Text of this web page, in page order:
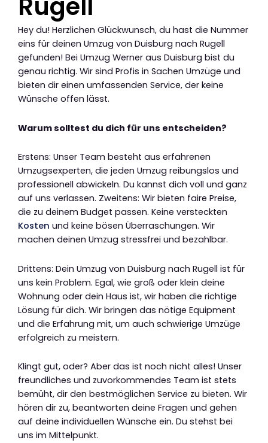
Rugell
Hey du! Herzlichen Glückwunsch, du hast die Nummer
eins für deinen Umzug von Duisburg nach Rugell
gefunden! Bei Umzug Werner aus Duisburg bist du
genau richtig. Wir sind Profis in Sachen Umzüge und
bieten dir einen umfassenden Service, der keine
Wünsche offen lässt.
Warum solltest du dich für uns entscheiden?
Erstens: Unser Team besteht aus erfahrenen
Umzugsexperten, die jeden Umzug reibungslos und
professionell abwickeln. Du kannst dich voll und ganz
auf uns verlassen. Zweitens: Wir bieten faire Preise,
die zu deinem Budget passen. Keine versteckten
Kosten und keine bösen Überraschungen. Wir
machen deinen Umzug stressfrei und bezahlbar.
Drittens: Dein Umzug von Duisburg nach Rugell ist für
uns kein Problem. Egal, wie groß oder klein deine
Wohnung oder dein Haus ist, wir haben die richtige
Lösung für dich. Wir bringen das nötige Equipment
und die Erfahrung mit, um auch schwierige Umzüge
erfolgreich zu meistern.
Klingt gut, oder? Aber das ist noch nicht alles! Unser
freundliches und zuvorkommendes Team ist stets
bemüht, dir den bestmöglichen Service zu bieten. Wir
hören dir zu, beantworten deine Fragen und gehen
auf deine individuellen Wünsche ein. Du stehst bei
uns im Mittelpunkt.